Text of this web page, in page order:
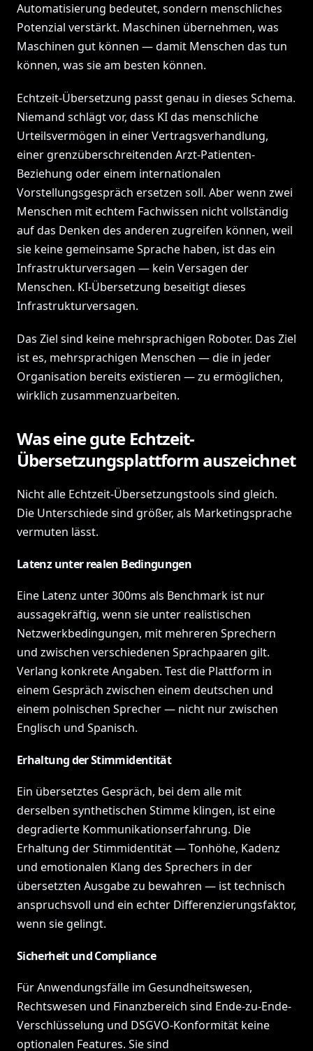
Automatisierung bedeutet, sondern menschliches
Potenzial verstärkt. Maschinen übernehmen, was
Maschinen gut können — damit Menschen das tun
können, was sie am besten können.
Echtzeit-Übersetzung passt genau in dieses Schema.
Niemand schlägt vor, dass KI das menschliche
Urteilsvermögen in einer Vertragsverhandlung,
einer grenzüberschreitenden Arzt-Patienten-
Beziehung oder einem internationalen
Vorstellungsgespräch ersetzen soll. Aber wenn zwei
Menschen mit echtem Fachwissen nicht vollständig
auf das Denken des anderen zugreifen können, weil
sie keine gemeinsame Sprache haben, ist das ein
Infrastrukturversagen — kein Versagen der
Menschen. KI-Übersetzung beseitigt dieses
Infrastrukturversagen.
Das Ziel sind keine mehrsprachigen Roboter. Das Ziel
ist es, mehrsprachigen Menschen — die in jeder
Organisation bereits existieren — zu ermöglichen,
wirklich zusammenzuarbeiten.
Was eine gute Echtzeit-
Übersetzungsplattform auszeichnet
Nicht alle Echtzeit-Übersetzungstools sind gleich.
Die Unterschiede sind größer, als Marketingsprache
vermuten lässt.
Latenz unter realen Bedingungen
Eine Latenz unter 300ms als Benchmark ist nur
aussagekräftig, wenn sie unter realistischen
Netzwerkbedingungen, mit mehreren Sprechern
und zwischen verschiedenen Sprachpaaren gilt.
Verlang konkrete Angaben. Test die Plattform in
einem Gespräch zwischen einem deutschen und
einem polnischen Sprecher — nicht nur zwischen
Englisch und Spanisch.
Erhaltung der Stimmidentität
Ein übersetztes Gespräch, bei dem alle mit
derselben synthetischen Stimme klingen, ist eine
degradierte Kommunikationserfahrung. Die
Erhaltung der Stimmidentität — Tonhöhe, Kadenz
und emotionalen Klang des Sprechers in der
übersetzten Ausgabe zu bewahren — ist technisch
anspruchsvoll und ein echter Differenzierungsfaktor,
wenn sie gelingt.
Sicherheit und Compliance
Für Anwendungsfälle im Gesundheitswesen,
Rechtswesen und Finanzbereich sind Ende-zu-Ende-
Verschlüsselung und DSGVO-Konformität keine
optionalen Features. Sie sind